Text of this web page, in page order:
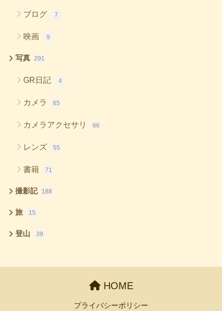
ブログ 7
映画 9
写真 291
GR日記 4
カメラ 65
カメラアクセサリ 66
レンズ 55
書籍 71
撮影記 188
旅 15
登山 39
HOME
プライバシーポリシー